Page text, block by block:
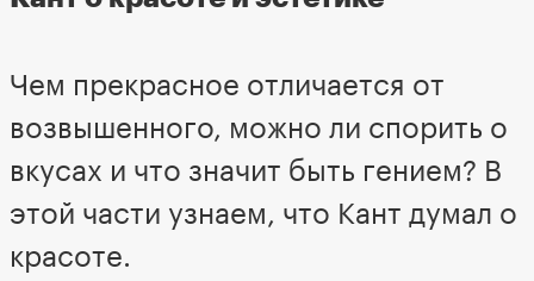
Чем прекрасное отличается от
возвышенного, можно ли спорить о
вкусах и что значит быть гением? В
этой части узнаем, что Кант думал о
красоте.